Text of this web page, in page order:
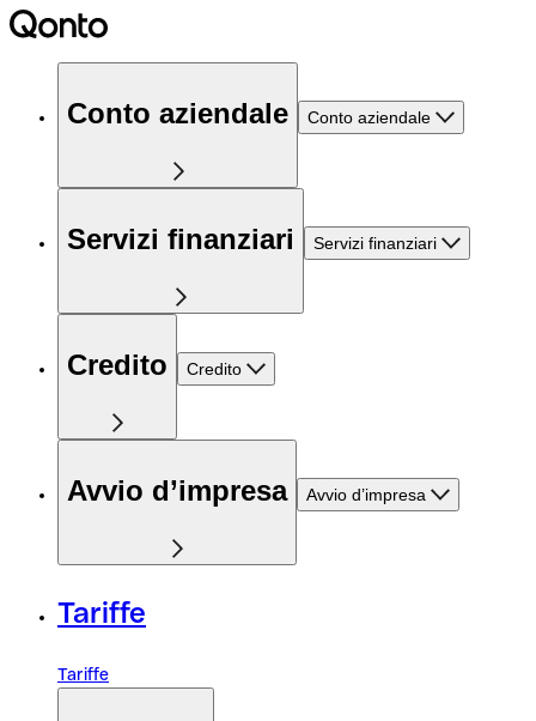
Conto aziendale Conto aziendale
Servizi finanziari Servizi finanziari
Credito Credito
Avvio d’impresa Avvio d’impresa
Tariffe
Tariffe